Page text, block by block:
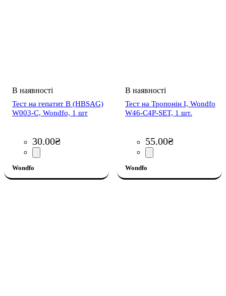
Тест на гепатит В (HBSAG)
W003-C, Wondfo, 1 шт
30.00₴
Wondfo
Тест на Тропонін I, Wondfo
W46-C4P-SET, 1 шт.
55.00₴
Wondfo